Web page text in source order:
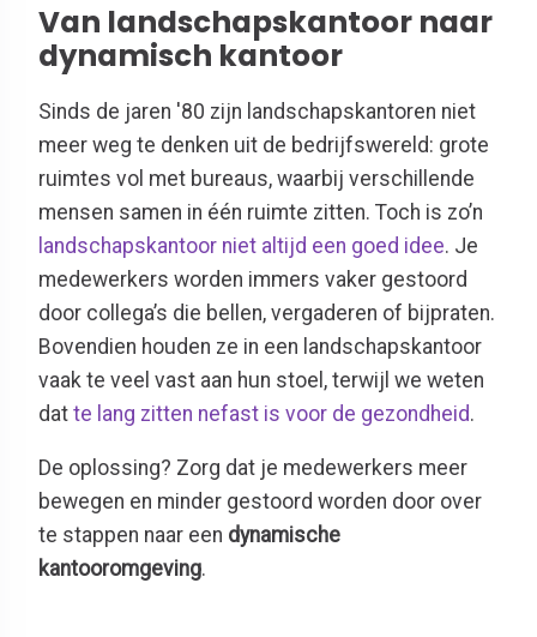
Van landschapskantoor naar
dynamisch kantoor
Sinds de jaren '80 zijn landschapskantoren niet
meer weg te denken uit de bedrijfswereld: grote
ruimtes vol met bureaus, waarbij verschillende
mensen samen in één ruimte zitten. Toch is zo’n
landschapskantoor niet altijd een goed idee. Je
medewerkers worden immers vaker gestoord
door collega’s die bellen, vergaderen of bijpraten.
Bovendien houden ze in een landschapskantoor
vaak te veel vast aan hun stoel, terwijl we weten
dat te lang zitten nefast is voor de gezondheid.
De oplossing? Zorg dat je medewerkers meer
bewegen en minder gestoord worden door over
te stappen naar een dynamische
kantooromgeving.